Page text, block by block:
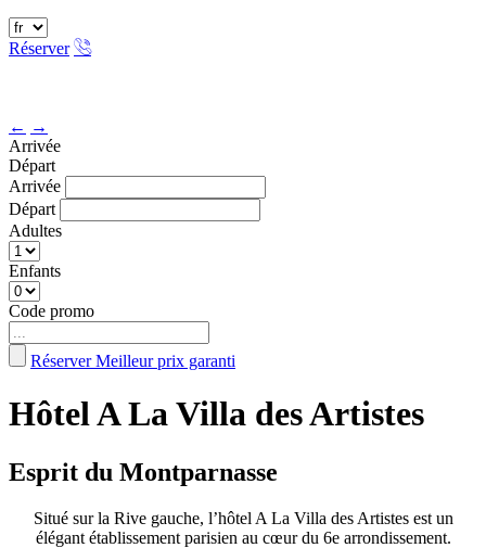
Réserver
← →
Arrivée
Départ
Arrivée
Départ
Adultes
Enfants
Code promo
Réserver Meilleur prix garanti
Hôtel A La Villa des Artistes
Esprit du Montparnasse
Situé sur la Rive gauche, l’hôtel A La Villa des Artistes est un
élégant établissement parisien au cœur du 6e arrondissement.